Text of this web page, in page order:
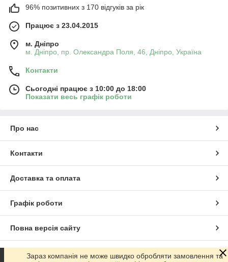
96% позитивних з 170 відгуків за рік
Працює з 23.04.2015
м. Дніпро
м. Дніпро, пр. Олександра Поля, 46, Дніпро, Україна
Контакти
Сьогодні працює з 10:00 до 18:00
Показати весь графік роботи
Про нас
Контакти
Доставка та оплата
Графік роботи
Повна версія сайту
Сайт створено на маркетплейсі Prom.ua
Зараз компанія не може швидко обробляти замовлення та